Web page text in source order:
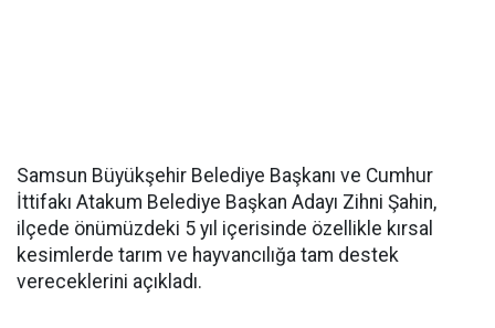
Samsun Büyükşehir Belediye Başkanı ve Cumhur
İttifakı Atakum Belediye Başkan Adayı Zihni Şahin,
ilçede önümüzdeki 5 yıl içerisinde özellikle kırsal
kesimlerde tarım ve hayvancılığa tam destek
vereceklerini açıkladı.